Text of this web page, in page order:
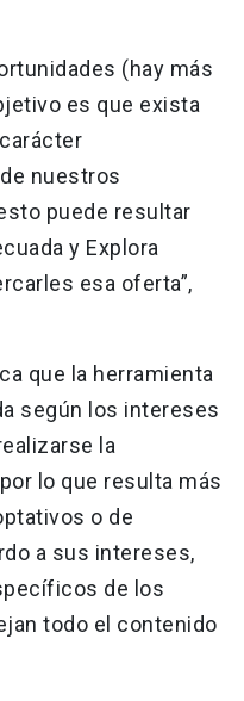
(hay más
es que exista
nuestros
puede resultar
y Explora
esa oferta”,
que la herramienta
según los intereses
la
lo que resulta más
o de
a sus intereses,
de los
todo el contenido